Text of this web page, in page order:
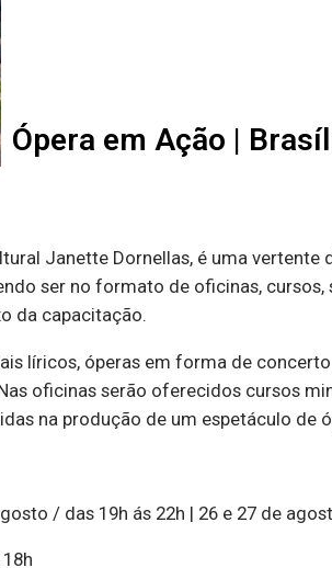
Ópera em Ação |
Janette Dornellas, é uma
ser no formato de oficinas,
da capacitação.
líricos, óperas em forma de
oficinas serão oferecidos cursos
na produção de um espetáculo de
/ das 19h ás 22h | 26 e 27 de